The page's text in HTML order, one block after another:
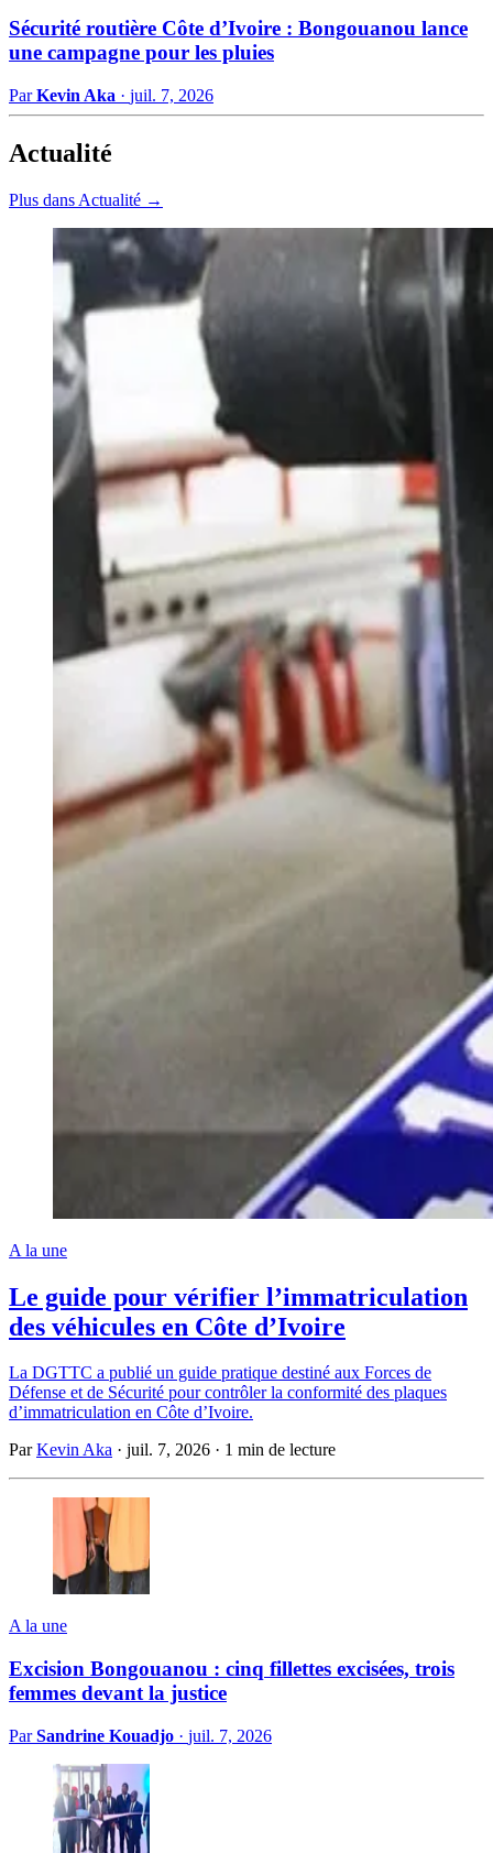
Sécurité routière Côte d’Ivoire : Bongouanou lance
une campagne pour les pluies
ParKevin Aka · juil. 7, 2026
Actualité
Plus dans Actualité →
A la une
Le guide pour vérifier l’immatriculation
des véhicules en Côte d’Ivoire
La DGTTC a publié un guide pratique destiné aux Forces de
Défense et de Sécurité pour contrôler la conformité des plaques
d’immatriculation en Côte d’Ivoire.
ParKevin Aka · juil. 7, 2026 · 1 min de lecture
A la une
Excision Bongouanou : cinq fillettes excisées, trois
femmes devant la justice
ParSandrine Kouadjo · juil. 7, 2026